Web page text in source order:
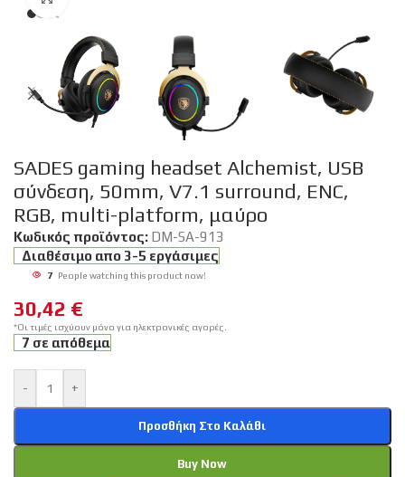
SADES gaming headset Alchemist, USB
σύνδεση, 50mm, V7.1 surround, ENC,
RGB, multi-platform, μαύρο
Κωδικός προϊόντος: DM-SA-913
Διαθέσιμο απο 3-5 εργάσιμες
7 People watching this product now!
30,42 €
*Οι τιμές ισχύουν μόνο για ηλεκτρονικές αγορές.
7 σε απόθεμα
- +
Προσθήκη Στο Καλάθι
Buy Now